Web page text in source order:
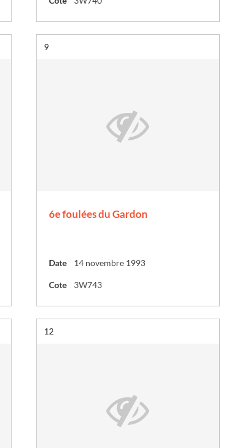
Résultat n°
9
6e foulées du Gardon
Date 14 novembre 1993
Cote 3W743
Résultat n°
12